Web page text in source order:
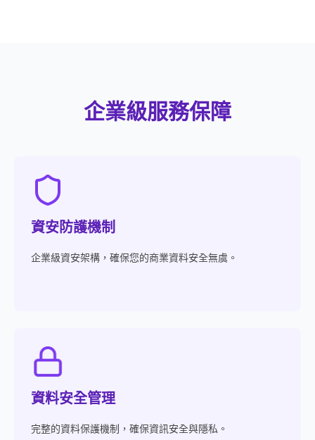
企業級服務保障
資安防護機制
企業級資安架構，確保您的商業資料安全無虞。
資料安全管理
完整的資料保護機制，確保資訊安全與隱私。